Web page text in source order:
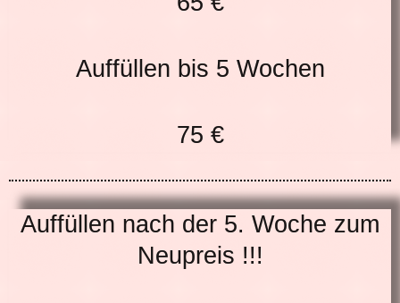
Auffüllen bis 5 Wochen
75 €
Auffüllen nach der 5. Woche zum
Neupreis !!!